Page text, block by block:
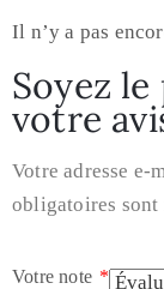
Il n’y a pas
Soyez
votre
Votre adresse e-
obligatoires sont
Votre note *